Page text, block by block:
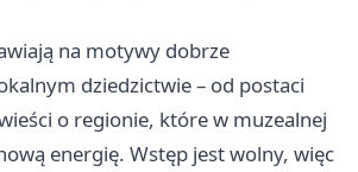
na motywy dobrze
dziedzictwie – od postaci
o regionie, które w muzealnej
energię. Wstęp jest wolny, więc